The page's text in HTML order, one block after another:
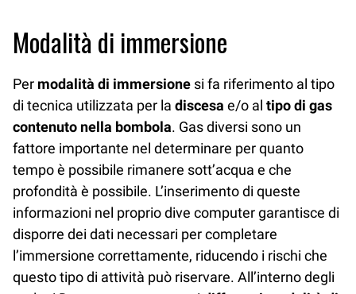
Modalità di immersione
Per modalità di immersione si fa riferimento al tipo
di tecnica utilizzata per la discesa e/o al tipo di gas
contenuto nella bombola. Gas diversi sono un
fattore importante nel determinare per quanto
tempo è possibile rimanere sott’acqua e che
profondità è possibile. L’inserimento di queste
informazioni nel proprio dive computer garantisce di
disporre dei dati necessari per completare
l’immersione correttamente, riducendo i rischi che
questo tipo di attività può riservare. All’interno degli